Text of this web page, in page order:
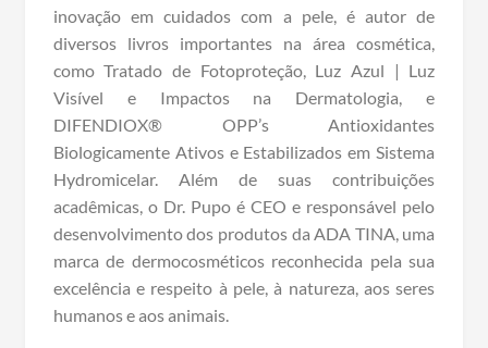
inovação em cuidados com a pele, é autor de
diversos livros importantes na área cosmética,
como Tratado de Fotoproteção, Luz Azul | Luz
Visível e Impactos na Dermatologia, e
DIFENDIOX® OPP’s Antioxidantes
Biologicamente Ativos e Estabilizados em Sistema
Hydromicelar. Além de suas contribuições
acadêmicas, o Dr. Pupo é CEO e responsável pelo
desenvolvimento dos produtos da ADA TINA, uma
marca de dermocosméticos reconhecida pela sua
excelência e respeito à pele, à natureza, aos seres
humanos e aos animais.